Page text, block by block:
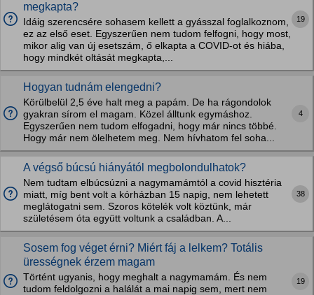
megkapta?
Idáig szerencsére sohasem kellett a gyásszal foglalkoznom,
ez az első eset. Egyszerűen nem tudom felfogni, hogy most,
mikor alig van új esetszám, ő elkapta a COVID-ot és hiába,
hogy mindkét oltását megkapta,...
19
Hogyan tudnám elengedni?
Körülbelül 2,5 éve halt meg a papám. De ha rágondolok
gyakran sírom el magam. Közel álltunk egymáshoz.
Egyszerűen nem tudom elfogadni, hogy már nincs többé.
Hogy már nem ölelhetem meg. Nem hívhatom fel soha...
4
A végső búcsú hiányától megbolondulhatok?
Nem tudtam elbúcsúzni a nagymamámtól a covid hisztéria
miatt, míg bent volt a kórházban 15 napig, nem lehetett
meglátogatni sem. Szoros kötelék volt köztünk, már
születésem óta együtt voltunk a családban. A...
38
Sosem fog véget érni? Miért fáj a lelkem? Totális
ürességnek érzem magam
Történt ugyanis, hogy meghalt a nagymamám. És nem
tudom feldolgozni a halálát a mai napig sem, mert nem
19